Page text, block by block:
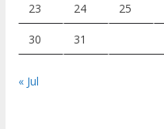
23 24 25
30 31
« Jul